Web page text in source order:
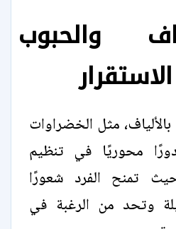
والحبوب
مثل الخضراوات
دورًا محوريًا في تنظيم
تمنح الفرد شعورًا
وتحد من الرغبة في